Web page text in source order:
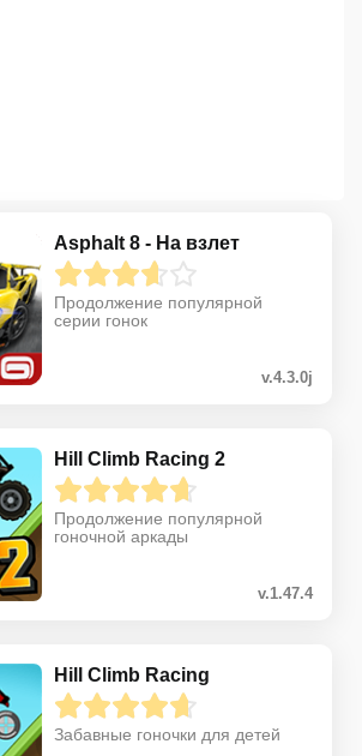
Asphalt 8 - На взлет
Продолжение популярной
серии гонок
v.4.3.0j
Hill Climb Racing 2
Продолжение популярной
гоночной аркады
v.1.47.4
Hill Climb Racing
Забавные гоночки для детей